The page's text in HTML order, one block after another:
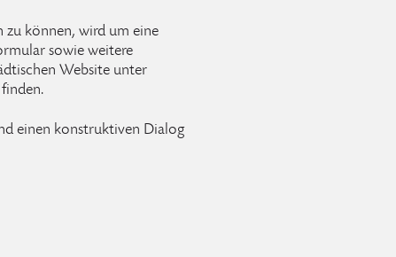
zu können, wird um eine
sowie weitere
Website unter
einen konstruktiven Dialog